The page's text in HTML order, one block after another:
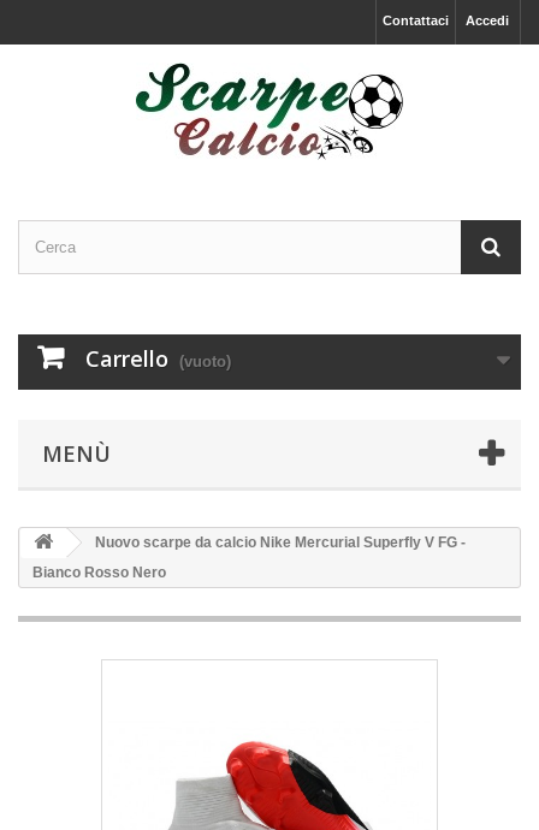
Accedi
Contattaci
Carrello (vuoto)
MENÙ
Nuovo scarpe da calcio Nike Mercurial Superfly V FG -
Bianco Rosso Nero